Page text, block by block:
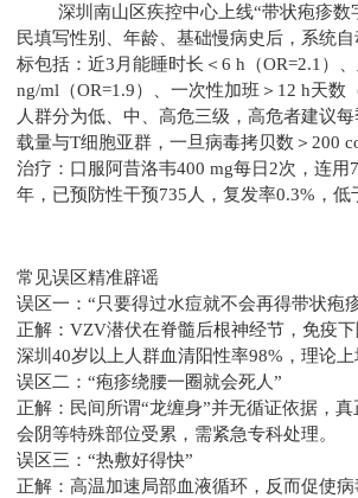
深圳南山区疾控中心上线“带状疱疹数
民填写性别、年龄、基础慢病史后，系统
标包括：近3月能睡时长＜6 h（OR=2.1）
ng/ml（OR=1.9）、一次性加班＞12 h天数
人群分为低、中、高危三级，高危者建议
载量与T细胞亚群，一旦病毒拷贝数＞200
治疗：口服阿昔洛韦400 mg每日2次，连用
年，已预防性干预735人，复发率0.3%，低
常见误区精准辟谣
误区一：“只要得过水痘就不会再得带状疱
正解：VZV潜伏在脊髓后根神经节，免疫下
深圳40岁以上人群血清阳性率98%，理论上
误区二：“疱疹绕腰一圈就会死人”
正解：民间所谓“龙缠身”并无循证依据，真
会阴等特殊部位受累，需紧急专科处理。
误区三：“热敷好得快”
正解：高温加速局部血液循环，反而促使